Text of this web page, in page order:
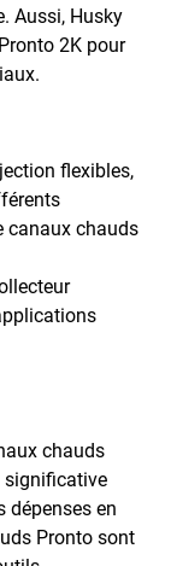
Aussi, Husky
2K pour
flexibles,
canaux chauds
chauds
significative
dépenses en
Pronto sont